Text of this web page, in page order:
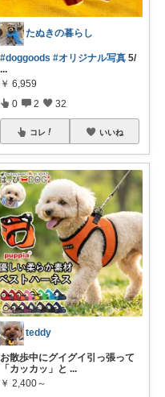
たぬきの暮らし
#doggoods #オリジナル写真 5/
...
￥ 6,959
0 2 32
コレ いいね
teddy
お散歩中にグイグイ引っ張って
「カッカッ」と ...
￥ 2,400～